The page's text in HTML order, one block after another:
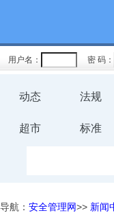
用户名： 密 码：
动态 法规
超市 标准
导航： 安全管理网>> 新闻